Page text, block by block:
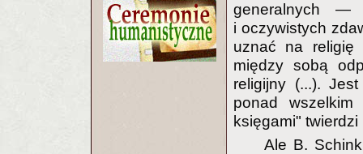
generalnych —
i oczywistych
uznać na
między sobą
religijny (...).
ponad
księgami"
Ale B.